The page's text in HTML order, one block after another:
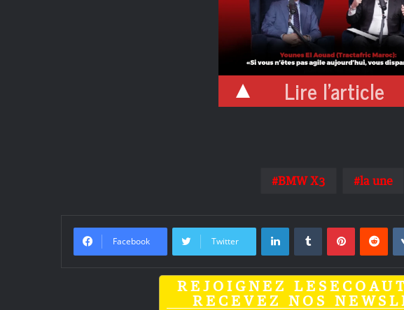
Lire l'article
BMW X3 la une
Facebook Twitter
LinkedinTumblrPinterest
REJOIGNEZ
RECEVEZ NOS